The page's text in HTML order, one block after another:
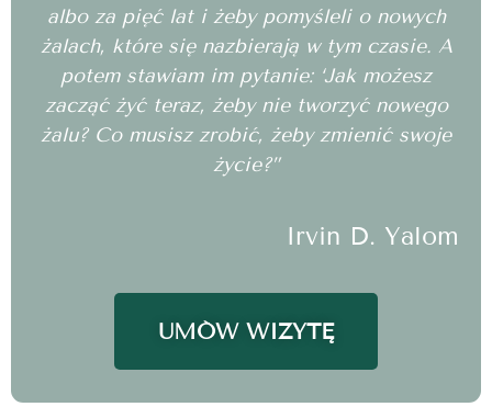
albo za pięć lat i żeby pomyśleli o nowych
żalach, które się nazbierają w tym czasie. A
potem stawiam im pytanie: ‘Jak możesz
zacząć żyć teraz, żeby nie tworzyć nowego
żalu? Co musisz zrobić, żeby zmienić swoje
życie?”
Irvin D. Yalom
UMÓW WIZYTĘ